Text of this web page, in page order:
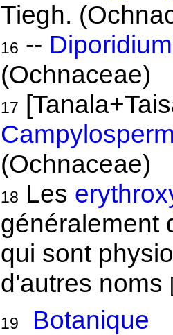
Tiegh.
16 --
(Ochnaceae)
17
(Ochnaceae)
18 Les
généralement
qui sont
d'autres noms
19 Botanique